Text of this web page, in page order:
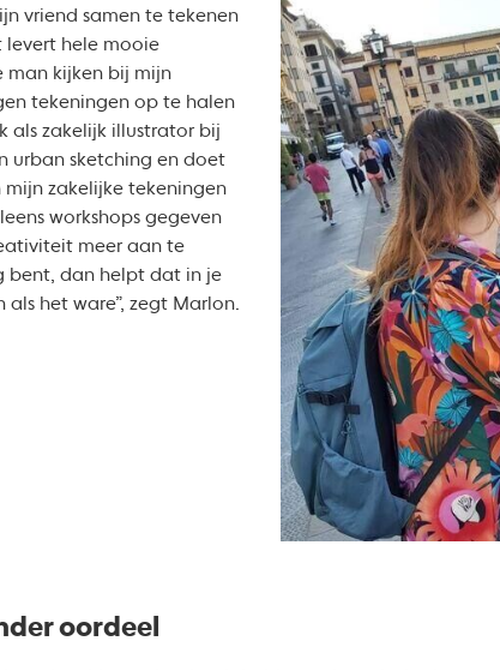
vriend samen te tekenen
levert hele mooie
man kijken bij mijn
tekeningen op te halen
als zakelijk illustrator bij
urban sketching en doet
mijn zakelijke tekeningen
workshops gegeven
meer aan te
bent, dan helpt dat in je
het ware”, zegt Marlon.
oordeel